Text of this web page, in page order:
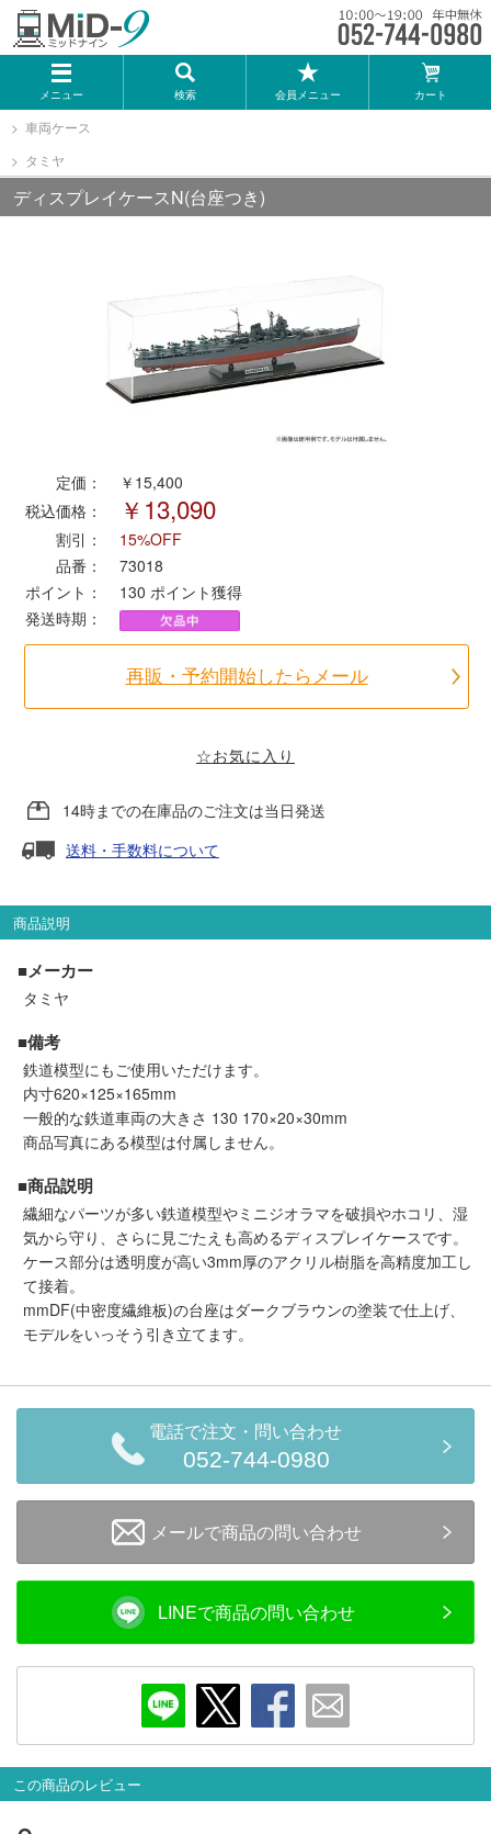
メニュー 検索 会員メニュー カート
メーカー一覧
TOMIX
KATO
トミーテック
マイクロエース
タカラトミー（プラレール）
ポポンデッタ
MODEMO(モデモ)
TTC
セール品・キャンペーン
セール商品
走行エリア別 鉄道模型車両リスト
中部 関西
中国・四国
商品レビュー
メルマガ登録 LINEお友達登録
お問い合せ
車両ケース
タミヤ
ディスプレイケースN(台座つき)
定価：
￥15,400
税込価格：
￥13,090
割引：
15%OFF
品番：
73018
ポイント：
130 ポイント獲得
発送時期：
再販・予約開始したらメール
☆お気に入り
14時までの在庫品のご注文は当日発送
送料・手数料について
商品説明
■メーカー
タミヤ
■備考
鉄道模型にもご使用いただけます。
内寸620×125×165mm
一般的な鉄道車両の大きさ 130 170×20×30mm
商品写真にある模型は付属しません。
■商品説明
繊細なパーツが多い鉄道模型やミニジオラマを破損やホコリ、湿
気から守り、さらに見ごたえも高めるディスプレイケースです。
ケース部分は透明度が高い3mm厚のアクリル樹脂を高精度加工し
て接着。
mmDF(中密度繊維板)の台座はダークブラウンの塗装で仕上げ、
モデルをいっそう引き立てます。
電話で注文・問い合わせ
052-744-0980
メールで商品の問い合わせ
LINEで商品の問い合わせ
この商品のレビュー